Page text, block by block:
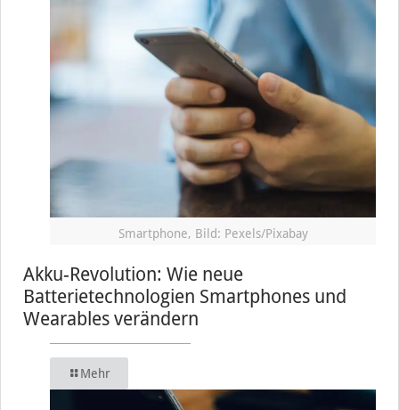
Smartphone, Bild: Pexels/Pixabay
Akku-Revolution: Wie neue
Batterietechnologien Smartphones und
Wearables verändern
Mehr